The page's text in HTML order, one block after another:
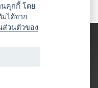
คุกกี้ โดย
มได้จาก
ส่วนตัวของ